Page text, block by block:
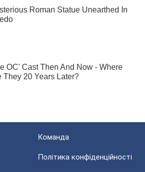
Команда
Політика конфіденційності